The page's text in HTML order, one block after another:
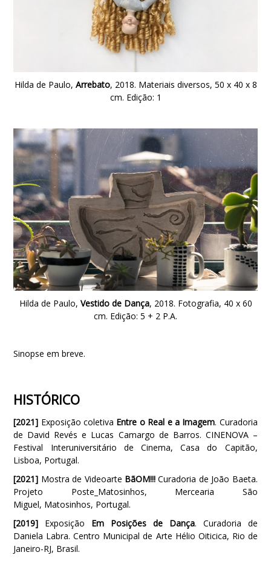
Hilda de Paulo, Arrebato, 2018. Materiais diversos, 50 x 40 x 8
cm. Edição: 1
Hilda de Paulo, Vestido de Dança, 2018. Fotografia, 40 x 60
cm. Edição: 5 + 2 P.A.
Sinopse em breve.
HISTÓRICO
[2021] Exposição coletiva Entre o Real e a Imagem. Curadoria
de David Revés e Lucas Camargo de Barros. CINENOVA –
Festival Interuniversitário de Cinema, Casa do Capitão,
Lisboa, Portugal.
[2021] Mostra de Videoarte BãOM!!! Curadoria de João Baeta.
Projeto Poste_Matosinhos, Mercearia São
Miguel, Matosinhos, Portugal.
[2019] Exposição Em Posições de Dança. Curadoria de
Daniela Labra. Centro Municipal de Arte Hélio Oiticica, Rio de
Janeiro-RJ, Brasil.